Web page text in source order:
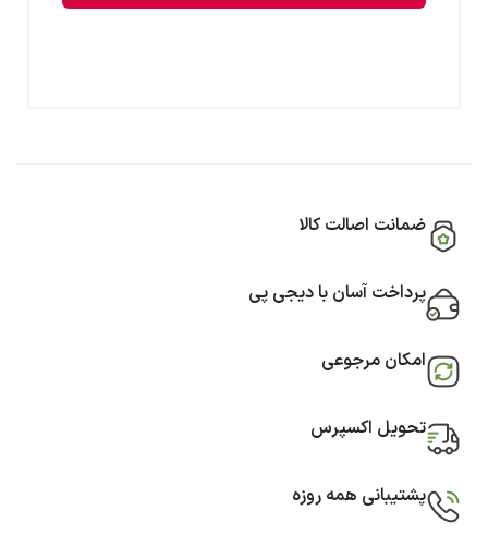
ضمانت اصالت کالا
پرداخت آسان با دیجی پی
امکان مرجوعی
تحویل اکسپرس
پشتیبانی همه روزه